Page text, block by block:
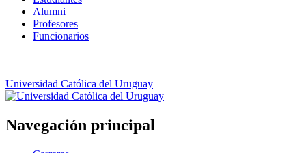
Alumni
Profesores
Funcionarios
Universidad Católica del Uruguay
Navegación principal